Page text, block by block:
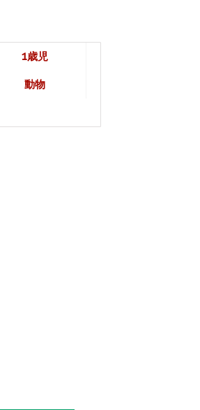
1歳児
動物